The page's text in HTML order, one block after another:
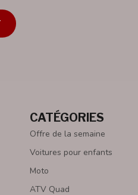
CATÉGORIES
Offre de la semaine
Voitures pour enfants
Moto
ATV Quad